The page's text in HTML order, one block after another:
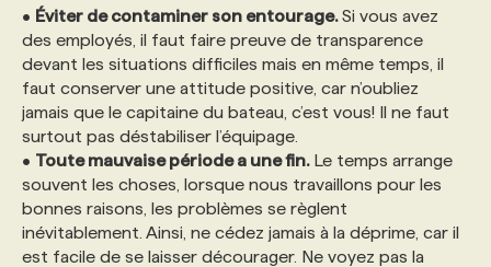
• Éviter de contaminer son entourage.Si vous avez
des employés, il faut faire preuve de transparence
devant les situations difficiles mais en même temps, il
faut conserver une attitude positive, car n’oubliez
jamais que le capitaine du bateau, c’est vous! Il ne faut
surtout pas déstabiliser l’équipage.
• Toute mauvaise période a une fin.Le temps arrange
souvent les choses, lorsque nous travaillons pour les
bonnes raisons, les problèmes se règlent
inévitablement. Ainsi, ne cédez jamais à la déprime, car il
est facile de se laisser décourager. Ne voyez pas la